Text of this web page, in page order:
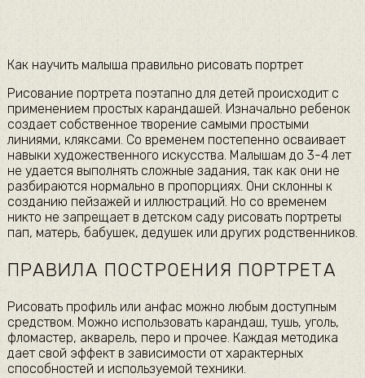
Как научить малыша правильно рисовать портрет
Рисование портрета поэтапно для детей происходит с
применением простых карандашей. Изначально ребенок
создает собственное творение самыми простыми
линиями, кляксами. Со временем постепенно осваивает
навыки художественного искусства. Малышам до 3-4 лет
не удается выполнять сложные задания, так как они не
разбираются нормально в пропорциях. Они склонны к
созданию пейзажей и иллюстраций. Но со временем
никто не запрещает в детском саду рисовать портреты
пап, матерь, бабушек, дедушек или других родственников.
ПРАВИЛА ПОСТРОЕНИЯ ПОРТРЕТА
Рисовать профиль или анфас можно любым доступным
средством. Можно использовать карандаш, тушь, уголь,
фломастер, акварель, перо и прочее. Каждая методика
дает свой эффект в зависимости от характерных
способностей и используемой техники.